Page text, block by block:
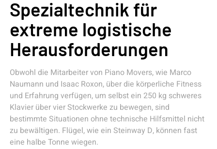
Spezialtechnik für
extreme logistische
Herausforderungen
Obwohl die Mitarbeiter von Piano Movers, wie Marco
Naumann und Isaac Roxon, über die körperliche Fitness
und Erfahrung verfügen, um selbst ein 250 kg schweres
Klavier über vier Stockwerke zu bewegen, sind
bestimmte Situationen ohne technische Hilfsmittel nicht
zu bewältigen. Flügel, wie ein Steinway D, können fast
eine halbe Tonne wiegen.